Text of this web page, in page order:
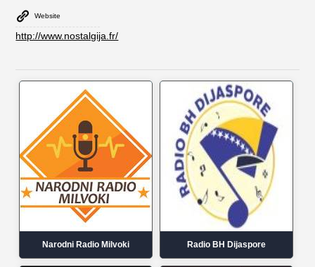
Website
http://www.nostalgija.fr/
Narodni Radio Milvoki Radio BH Dijaspore